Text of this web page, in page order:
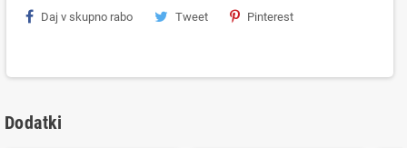
Daj v skupno rabo Tweet Pinterest
Dodatki